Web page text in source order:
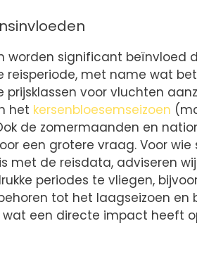
worden significant beïnvloed
reisperiode, met name wat
voor vluchten
het kersenbloesemseizoen
de zomermaanden en
een grotere vraag. Voor
met de reisdata, adviseren
periodes te vliegen,
tot het laagseizoen en
een directe impact heeft